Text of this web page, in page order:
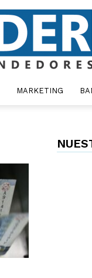
MARKETING